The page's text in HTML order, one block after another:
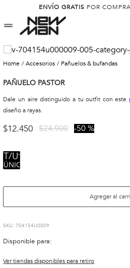
ENVÍO GRATIS POR
accesorios pañuelos & bufandas
PAÑUELO PASTOR
Dale un aire distinguido a tu outfit con este
diseño a rayas.
$12.450 $24.900 50 %
TALLA
ÚNICA
Agregar al
:704154U0009
Disponible para:
Ver tiendas disponibles para retiro